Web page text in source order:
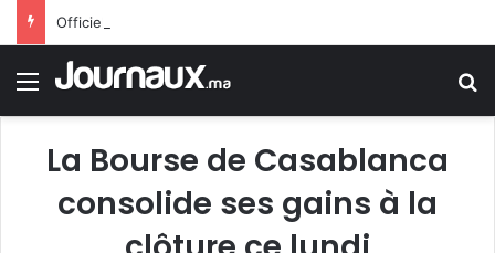
Menu
La Bourse de Casablanca
consolide ses gains à la